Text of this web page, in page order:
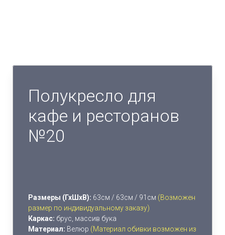
Полукресло для
кафе и ресторанов
№20
Размеры (ГхШхВ): 63см / 63см / 91см (Возможен
размер по индивидуальному заказу)
Каркас: брус, массив бука
Материал: Велюр (Материал обивки возможен из